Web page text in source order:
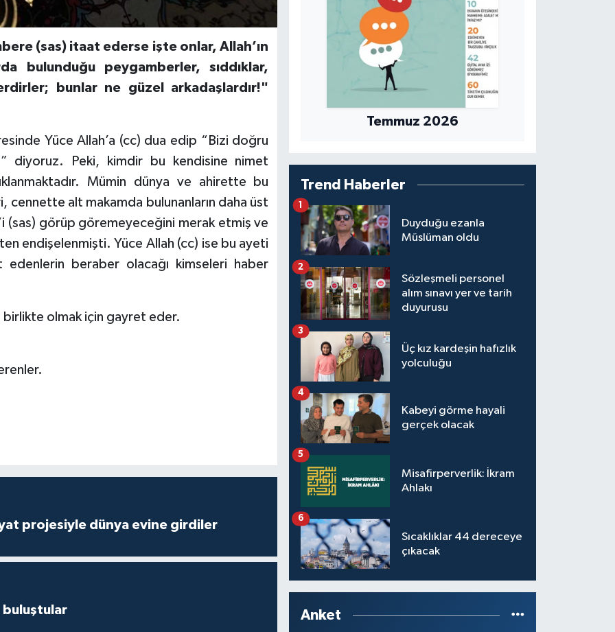
(sas) itaat ederse işte onlar, Allah’ın
bulunduğu peygamberler, sıddıklar,
bunlar ne güzel arkadaşlardır!"
Yüce Allah’a (cc) dua edip “Bizi doğru
diyoruz. Peki, kimdir bu kendisine nimet
Mümin dünya ve ahirette bu
alt makamda bulunanların daha üst
(sas) görüp göremeyeceğini merak etmiş ve
endişelenmişti. Yüce Allah (cc) ise bu ayeti
beraber olacağı kimseleri haber
birlikte olmak için gayret eder.
projesiyle dünya evine girdiler
buluştular
Temmuz 2026
Trend Haberler
Duyduğu ezanla
Müslüman oldu
1
Sözleşmeli personel
alım sınavı yer ve tarih
duyurusu
2
Üç kız kardeşin hafızlık
yolculuğu
3
Kabeyi görme hayali
gerçek olacak
4
Misafirperverlik: İkram
Ahlakı
5
Sıcaklıklar 44 dereceye
çıkacak
6
Anket